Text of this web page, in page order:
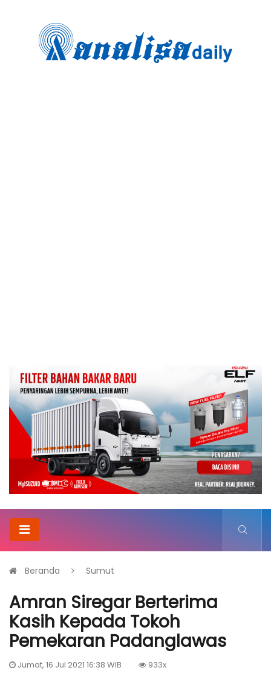
Beranda Sumut
Amran Siregar Berterima
Kasih Kepada Tokoh
Pemekaran Padanglawas
Jumat, 16 Jul 2021 16:38 WIB
933x